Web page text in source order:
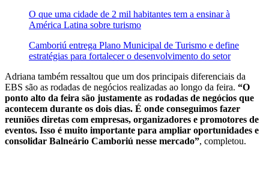
O que uma cidade de 2 mil habitantes tem a ensinar à
América Latina sobre turismo
Camboriú entrega Plano Municipal de Turismo e define
estratégias para fortalecer o desenvolvimento do setor
Adriana também ressaltou que um dos principais diferenciais da
EBS são as rodadas de negócios realizadas ao longo da feira. “O
ponto alto da feira são justamente as rodadas de negócios que
acontecem durante os dois dias. É onde conseguimos fazer
reuniões diretas com empresas, organizadores e promotores de
eventos. Isso é muito importante para ampliar oportunidades e
consolidar Balneário Camboriú nesse mercado”, completou.